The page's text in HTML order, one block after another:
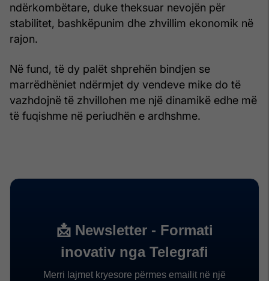
ndërkombëtare, duke theksuar nevojën për
stabilitet, bashkëpunim dhe zhvillim ekonomik në
rajon.
Në fund, të dy palët shprehën bindjen se
marrëdhëniet ndërmjet dy vendeve mike do të
vazhdojnë të zhvillohen me një dinamikë edhe më
të fuqishme në periudhën e ardhshme.